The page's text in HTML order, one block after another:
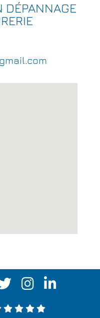
DÉPANNAGE